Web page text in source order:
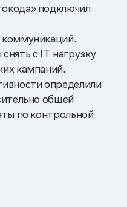
подключил
с IT нагрузку
кампаний.
определили
общей
по контрольной